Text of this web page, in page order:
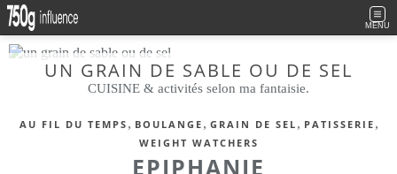
MENU
UN GRAIN DE SABLE OU DE SEL
CUISINE & activités selon ma fantaisie.
AU FIL DU TEMPS , BOULANGE , GRAIN DE SEL , PATISSERIE ,
WEIGHT WATCHERS
EPIPHANIE